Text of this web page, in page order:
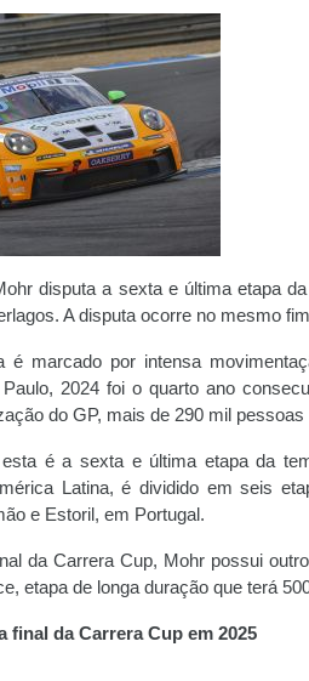
disputa a sexta e última etapa
A disputa ocorre no mesmo
é marcado por intensa
2024 foi o quarto ano
do GP, mais de 290 mil
é a sexta e última etapa da
Latina, é dividido em seis
e Estoril, em Portugal.
da Carrera Cup, Mohr possui
etapa de longa duração que terá
final da Carrera Cup em 2025